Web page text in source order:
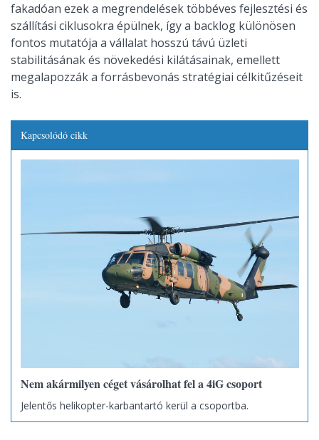
fakadóan ezek a megrendelések többéves fejlesztési és
szállítási ciklusokra épülnek, így a backlog különösen
fontos mutatója a vállalat hosszú távú üzleti
stabilitásának és növekedési kilátásainak, emellett
megalapozzák a forrásbevonás stratégiai célkitűzéseit
is.
Kapcsolódó cikk
Nem akármilyen céget vásárolhat fel a 4iG csoport
Jelentős helikopter-karbantartó kerül a csoportba.